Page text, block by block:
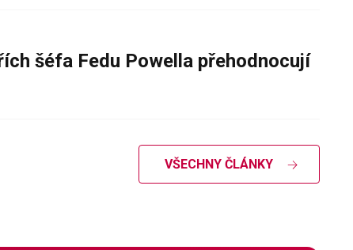
šéfa Fedu Powella přehodnocují
VŠECHNY ČLÁNKY